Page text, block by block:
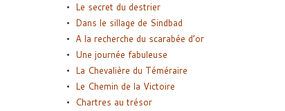
Le secret du destrier
Dans le sillage de Sindbad
A la recherche du scarabée d’or
Une journée fabuleuse
La Chevalière du Téméraire
Le Chemin de la Victoire
Chartres au trésor